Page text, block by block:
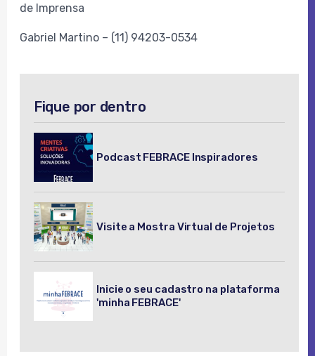
de Imprensa
Gabriel Martino – (11) 94203-0534
Fique por dentro
Podcast FEBRACE Inspiradores
Visite a Mostra Virtual de Projetos
Inicie o seu cadastro na plataforma
'minha FEBRACE'